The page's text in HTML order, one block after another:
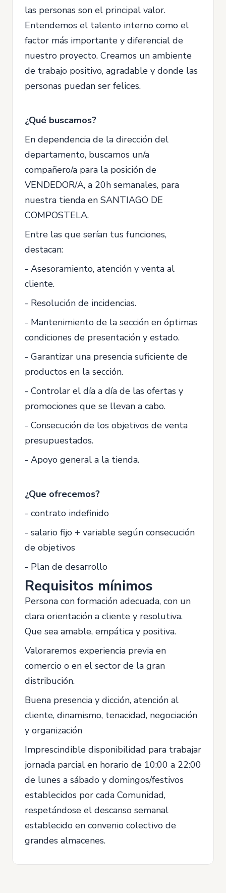
las personas son el principal valor.
Entendemos el talento interno como el
factor más importante y diferencial de
nuestro proyecto. Creamos un ambiente
de trabajo positivo, agradable y donde las
personas puedan ser felices.
¿Qué buscamos?
En dependencia de la dirección del
departamento, buscamos un/a
compañero/a para la posición de
VENDEDOR/A, a 20h semanales, para
nuestra tienda en SANTIAGO DE
COMPOSTELA.
Entre las que serían tus funciones,
destacan:
- Asesoramiento, atención y venta al
cliente.
- Resolución de incidencias.
- Mantenimiento de la sección en óptimas
condiciones de presentación y estado.
- Garantizar una presencia suficiente de
productos en la sección.
- Controlar el día a día de las ofertas y
promociones que se llevan a cabo.
- Consecución de los objetivos de venta
presupuestados.
- Apoyo general a la tienda.
¿Que ofrecemos?
- contrato indefinido
- salario fijo + variable según consecución
de objetivos
- Plan de desarrollo
Requisitos mínimos
Persona con formación adecuada, con un
clara orientación a cliente y resolutiva.
Que sea amable, empática y positiva.
Valoraremos experiencia previa en
comercio o en el sector de la gran
distribución.
Buena presencia y dicción, atención al
cliente, dinamismo, tenacidad, negociación
y organización
Imprescindible disponibilidad para trabajar
jornada parcial en horario de 10:00 a 22:00
de lunes a sábado y domingos/festivos
establecidos por cada Comunidad,
respetándose el descanso semanal
establecido en convenio colectivo de
grandes almacenes.